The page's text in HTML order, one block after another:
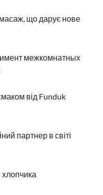
масаж, що дарує нове
межкомнатных
від Funduk
партнер в світі